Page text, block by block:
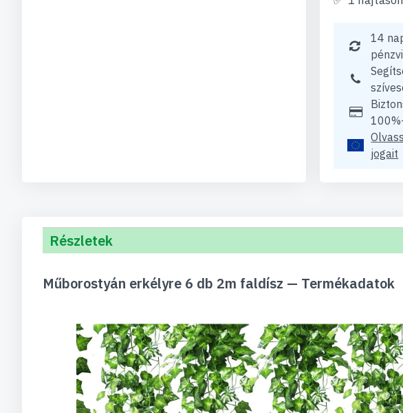
14
jogait
Részletek
Műborostyán erkélyre 6 db 2m faldísz — Termékadatok